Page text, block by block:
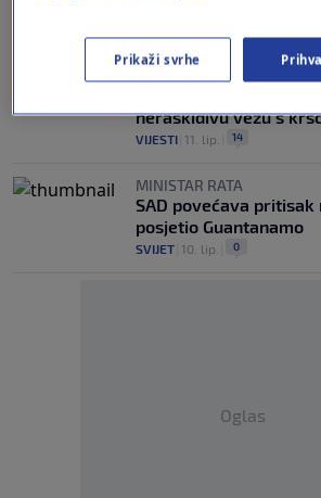
7. LIPNJA
neraskidivu vezu s
VIJESTI 11. lip. 14
MINISTAR RATA
SAD povećava pritisak
posjetio Guantanamo
SVIJET 10. lip. 0
Oglas
Prikaži svrhe